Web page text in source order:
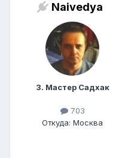
Naivedya
3. Мастер Садхак
703
Откуда: Москва